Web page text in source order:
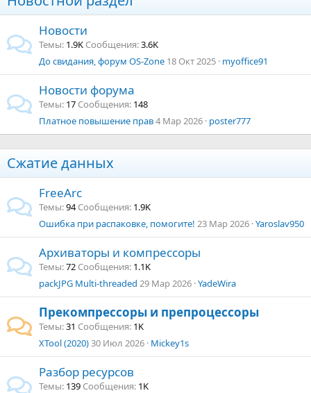
Новости
Темы 1.9K Сообщения 3.6K
До свидания, форум OS-Zone 18 Окт 2025 myoffice91
Новости форума
Темы 17 Сообщения 148
Платное повышение прав4 Мар 2026 poster777
Сжатие данных
FreeArc
Темы 94 Сообщения 1.9K
Ошибка при распаковке, помогите! 23 Мар 2026 Yaroslav950
Архиваторы и компрессоры
Темы 72 Сообщения 1.1K
packJPG Multi-threaded 29 Мар 2026 YadeWira
Прекомпрессоры и препроцессоры
Темы 31 Сообщения 1K
XTool (2020)30 Июл 2026 Mickey1s
Разбор ресурсов
Темы 139 Сообщения 1K